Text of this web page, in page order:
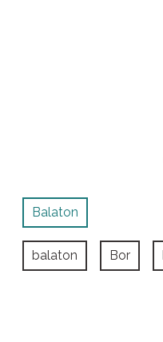
Balaton
balaton Bor